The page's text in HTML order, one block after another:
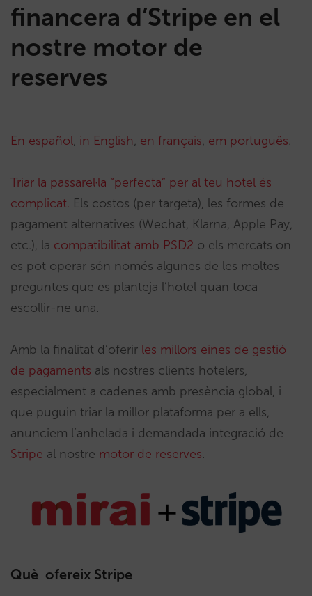
financera d’Stripe en el
nostre motor de
reserves
En español, in English, en français, em português.
Triar la passarel·la “perfecta” per al teu hotel és
complicat. Els costos (per targeta), les formes de
pagament alternatives (Wechat, Klarna, Apple Pay,
etc.), la compatibilitat amb PSD2 o els mercats on
es pot operar són només algunes de les moltes
preguntes que es planteja l’hotel quan toca
escollir-ne una.
Amb la finalitat d’oferir les millors eines de gestió
de pagaments als nostres clients hotelers,
especialment a cadenes amb presència global, i
que puguin triar la millor plataforma per a ells,
anunciem l’anhelada i demandada integració de
Stripe al nostre motor de reserves.
Què ofereix Stripe